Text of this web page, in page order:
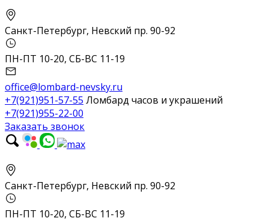
Санкт-Петербург, Невский пр. 90-92
ПН-ПТ 10-20, СБ-ВС 11-19
office@lombard-nevsky.ru
+7(921)951-57-55 Ломбард часов и украшений
+7(921)955-22-00
Заказать звонок
Санкт-Петербург, Невский пр. 90-92
ПН-ПТ 10-20, СБ-ВС 11-19